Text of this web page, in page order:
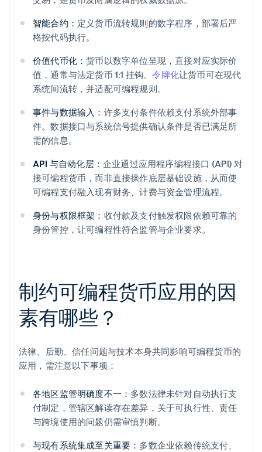
智能合约： 定义货币流转规则的数字程序，部署后严
格按代码执行。
价值代币化：货币以数字单位呈现，直接对应实际价
值，通常与法定货币 1:1 挂钩。令牌化让货币可在现代
系统间流转，并适配可编程规则。
事件与数据输入： 许多支付条件依赖支付系统外部事
件。数据接口与系统信号提供确认条件是否已满足所
需的信息。
API 与自动化层： 企业通过应用程序编程接口 (API) 对
接可编程货币，而非直接操作底层基础设施，从而使
可编程支付融入现有财务、计费与资金管理流程。
身份与权限框架： 收付款及支付触发权限依赖可靠的
身份管控，让可编程性符合监管与企业要求。
制约可编程货币应用的因
素有哪些？
法律、后勤、信任问题与技术本身共同影响可编程货币的
应用，需注意以下事项：
各地区监管明确度不一： 多数法律未针对自动执行支
付制定，管辖区解读存在差异，关于可执行性、责任
与跨境使用的问题仍需审慎判断。
与现有系统集成至关重要： 多数企业依赖传统支付、